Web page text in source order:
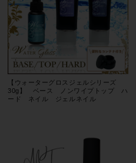
【ウォーターグロスジェルシリーズ
30g】 ベース ノンワイプトップ ハ
ード ネイル ジェルネイル